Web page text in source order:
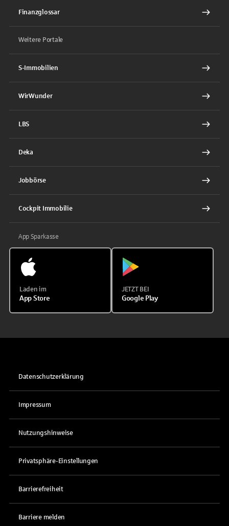
Finanzglossar
Weitere Portale
S-Immobilien
WirWunder
LBS
Deka
Jobbörse
Cockpit Immobilie
App Sparkasse
Laden im
App Store
JETZT BEI
Google Play
Datenschutzerklärung
Impressum
Nutzungshinweise
Privatsphäre-Einstellungen
Barrierefreiheit
Barriere melden